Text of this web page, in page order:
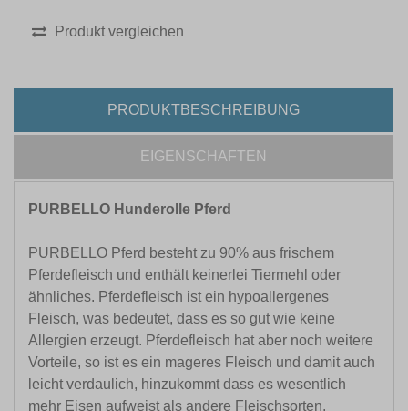
Produkt vergleichen
PRODUKTBESCHREIBUNG
EIGENSCHAFTEN
PURBELLO Hunderolle Pferd
PURBELLO Pferd besteht zu 90% aus frischem
Pferdefleisch und enthält keinerlei Tiermehl oder
ähnliches. Pferdefleisch ist ein hypoallergenes
Fleisch, was bedeutet, dass es so gut wie keine
Allergien erzeugt. Pferdefleisch hat aber noch weitere
Vorteile, so ist es ein mageres Fleisch und damit auch
leicht verdaulich, hinzukommt dass es wesentlich
mehr Eisen aufweist als andere Fleischsorten.